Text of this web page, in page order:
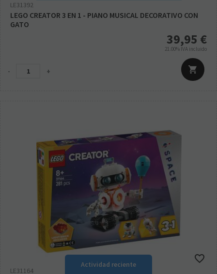
LE31392
LEGO CREATOR 3 EN 1 - PIANO MUSICAL DECORATIVO CON
GATO
39,95 €
21.00% IVA incluido
- +
LE31164
Actividad reciente